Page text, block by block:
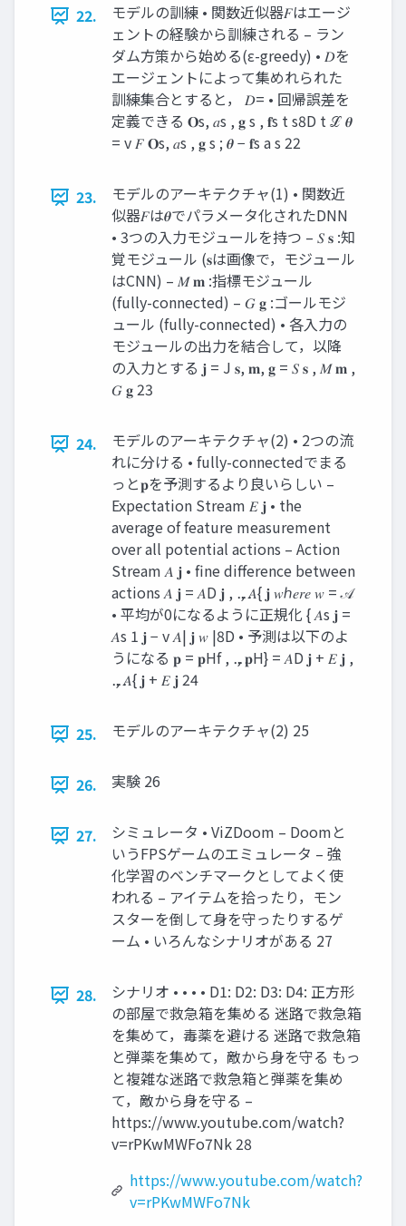
22.
モデルの訓練 • 関数近似器𝐹はエージ
ェントの経験から訓練される – ラン
ダム⽅策から始める(ε-greedy) • 𝐷を
エージェントによって集めれられた
訓練集合とすると， 𝐷= • 回帰誤差を
定義できる 𝐎s, 𝑎s , 𝐠 s , 𝐟s t s8D t ℒ 𝜽
= v 𝐹 𝐎s, 𝑎s , 𝐠 s ; 𝜽 − 𝐟s a s 22
23.
モデルのアーキテクチャ(1) • 関数近
似器𝐹は𝜽でパラメータ化されたDNN
• 3つの⼊⼒モジュールを持つ – 𝑆 𝐬 :知
覚モジュール (𝐬は画像で，モジュール
はCNN) – 𝑀 𝐦 :指標モジュール
(fully-connected) – 𝐺 𝐠 :ゴールモジ
ュール (fully-connected) • 各⼊⼒の
モジュールの出⼒を結合して，以降
の⼊⼒とする 𝐣 = J 𝐬, 𝐦, 𝐠 = 𝑆 𝐬 , 𝑀 𝐦 ,
𝐺 𝐠 23
24.
モデルのアーキテクチャ(2) • 2つの流
れに分ける • fully-connectedでまる
っと𝐩を予測するより良いらしい –
Expectation Stream 𝐸 𝐣 • the
average of feature measurement
over all potential actions – Action
Stream 𝐴 𝐣 • fine difference between
actions 𝐴 𝐣 = 𝐴D 𝐣 , ⋯ , 𝐴{ 𝐣 𝑤ℎ𝑒𝑟𝑒 𝑤 = 𝒜
• 平均が0になるように正規化 { 𝐴s 𝐣 =
𝐴s 1 𝐣 − v 𝐴| 𝐣 𝑤 |8D • 予測は以下のよ
うになる 𝐩 = 𝐩Hf , ⋯ , 𝐩H} = 𝐴D 𝐣 + 𝐸 𝐣 ,
⋯ , 𝐴{ 𝐣 + 𝐸 𝐣 24
25. モデルのアーキテクチャ(2) 25
26. 実験 26
27.
シミュレータ • ViZDoom – Doomと
いうFPSゲームのエミュレータ – 強
化学習のベンチマークとしてよく使
われる – アイテムを拾ったり，モン
スターを倒して⾝を守ったりするゲ
ーム • いろんなシナリオがある 27
28.
シナリオ • • • • D1: D2: D3: D4: 正⽅形
の部屋で救急箱を集める 迷路で救急箱
を集めて，毒薬を避ける 迷路で救急箱
と弾薬を集めて，敵から⾝を守る もっ
と複雑な迷路で救急箱と弾薬を集め
て，敵から⾝を守る –
https://www.youtube.com/watch?
v=rPKwMWFo7Nk 28
https://www.youtube.com/watch?
v=rPKwMWFo7Nk